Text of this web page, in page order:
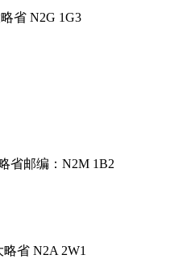
省 N2G 1G3
省邮编：N2M 1B2
略省 N2A 2W1